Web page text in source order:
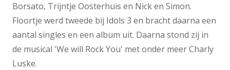
Borsato, Trijntje Oosterhuis en Nick en Simon.
Floortje werd tweede bij Idols 3 en bracht daarna een
aantal singles en een album uit. Daarna stond zij in
de musical 'We will Rock You' met onder meer Charly
Luske.